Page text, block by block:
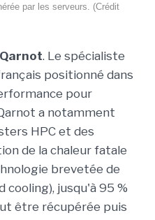
par les serveurs. (Crédit
. Le spécialiste
positionné dans
pour
a notamment
HPC et des
de la chaleur fatale
brevetée de
jusqu'à 95 %
être récupérée puis